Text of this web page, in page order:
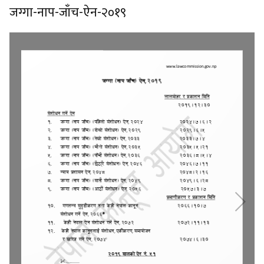
जग्गा-नाप-जाँच-ऐन-२०१९